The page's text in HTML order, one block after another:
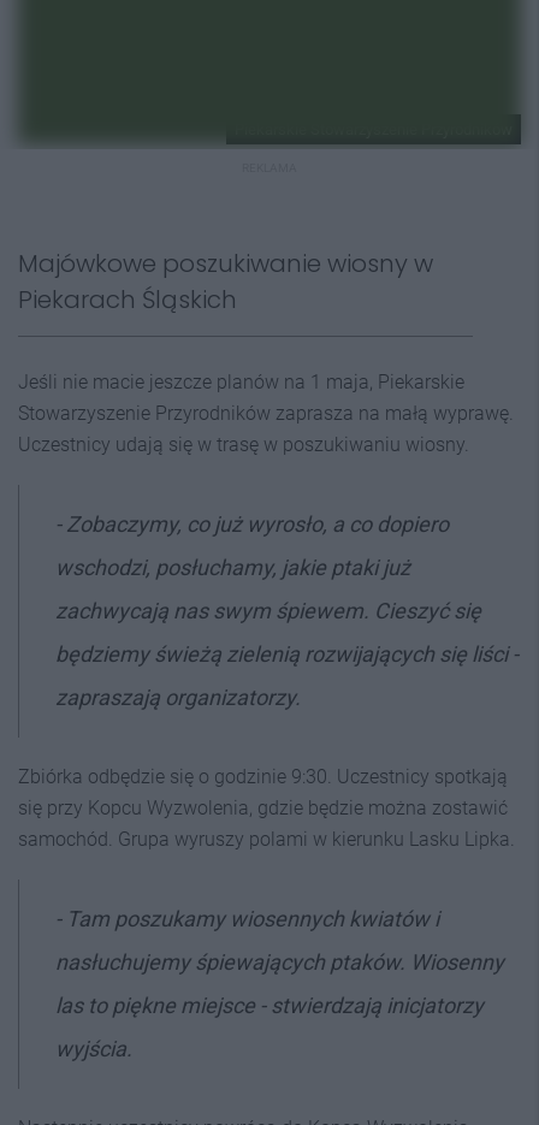
Majówkowe poszukiwanie wiosny w
Piekarach Śląskich
Jeśli nie macie jeszcze planów na 1 maja, Piekarskie
Stowarzyszenie Przyrodników zaprasza na małą wyprawę.
Uczestnicy udają się w trasę w poszukiwaniu wiosny.
- Zobaczymy, co już wyrosło, a co dopiero
wschodzi, posłuchamy, jakie ptaki już
zachwycają nas swym śpiewem. Cieszyć się
będziemy świeżą zielenią rozwijających się liści -
zapraszają organizatorzy.
Zbiórka odbędzie się o godzinie 9:30. Uczestnicy spotkają
się przy Kopcu Wyzwolenia, gdzie będzie można zostawić
samochód. Grupa wyruszy polami w kierunku Lasku Lipka.
- Tam poszukamy wiosennych kwiatów i
nasłuchujemy śpiewających ptaków. Wiosenny
las to piękne miejsce - stwierdzają inicjatorzy
wyjścia.